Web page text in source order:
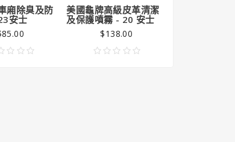
廂除臭及防
安士
美國龜牌高級皮革清潔
及保護噴霧 - 20 安士
$138.00